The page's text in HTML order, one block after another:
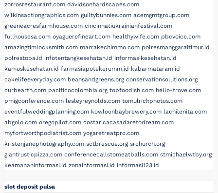
zorrosrestaurant.com davidsonhardscapes.com
wilkinsactiongraphics.com guiltybunnies.com acemgmtgroup.com
greeneacresfarmhouse.com cincinnatiukrainianfestival.com
fullhousesa.com oyaguerefineart.com healthywife.com pbcvoice.com
amazingtimlocksmith.com marrakechimmo.com polresmanggaraitimur.id
polrestoba.id infotentangkesehatan.id informasikesehatan.id
kamuskesehatan.id farmasiapotekerumm.id kabarmataram.id
cakelifeeveryday.com beansandgreens.org conservationsolutions.org
curbearth.com pacificocolombia.org topfoodish.com hello-trove.com
pmigconference.com lesleyreynolds.com tomulrichphotos.com
eventfulweddingplanning.com kowloonbaybrewery.com lachilenita.com
abgolo.com oregopilot.com costaricacasadaretodream.com
myfortworthpodiatrist.com yogaretreatpro.com
kristenjanephotography.com sctbrescue.org srchurch.org
giantrusticpizza.com conferencecallstomeatballs.com stmichaelwtby.org
keamananinformasi.id zonainformasi.id informasi123.id
slot deposit pulsa